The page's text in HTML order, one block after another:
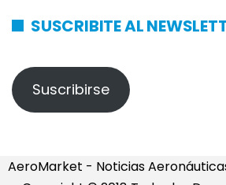
SUSCRIBITE AL
Suscribirse
AeroMarket - Noticias